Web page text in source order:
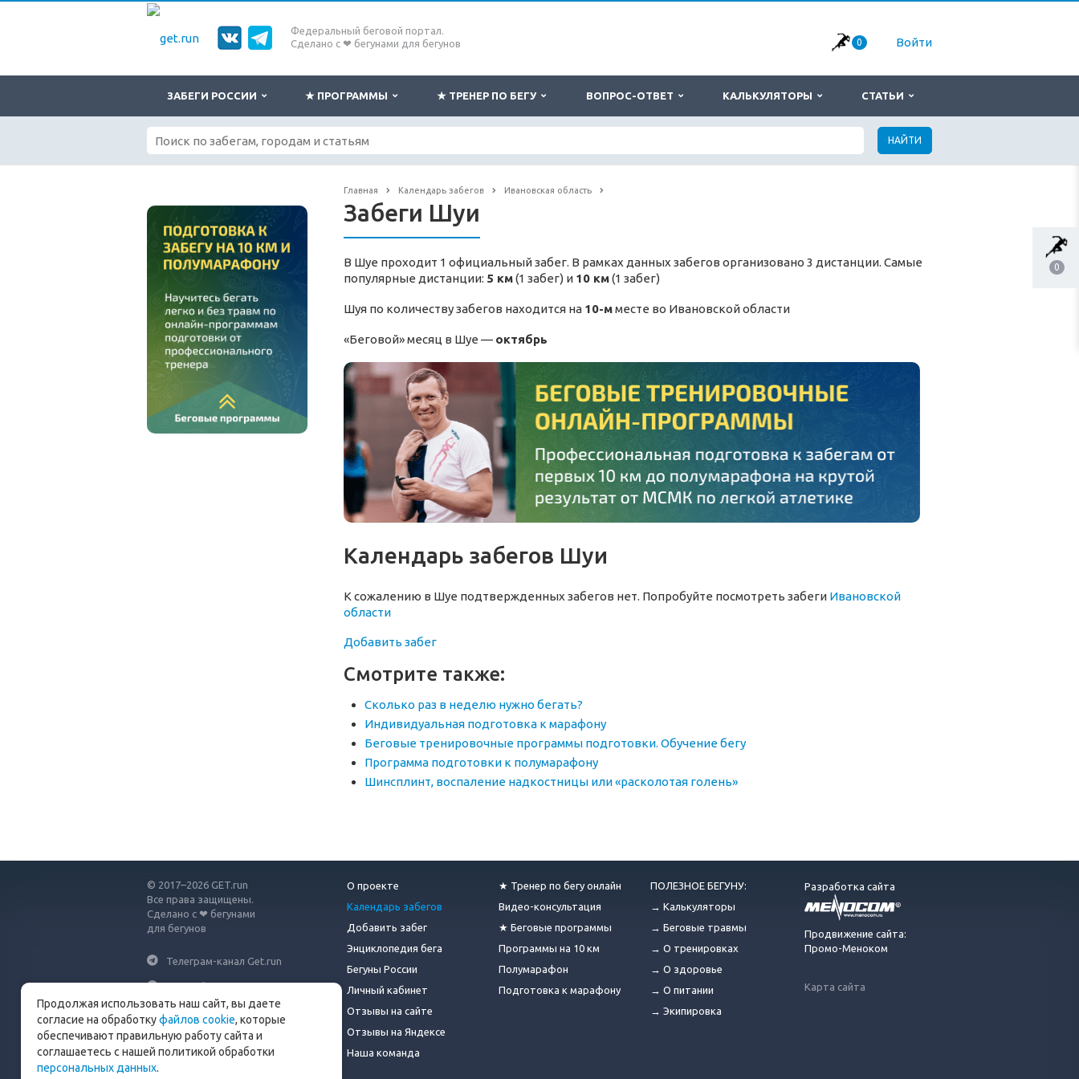
0
Федеральный беговой портал.
Сделано с ❤ бегунами для бегунов
0 Войти
ЗАБЕГИ РОССИИ ★ ПРОГРАММЫ ★ ТРЕНЕР ПО БЕГУ ВОПРОС-ОТВЕТ КАЛЬКУЛЯТОРЫ СТАТЬИ
НАЙТИ
Главная Календарь забегов Ивановская область
Забеги Шуи
В Шуе проходит 1 официальный забег. В рамках данных забегов организовано 3 дистанции. Самые
популярные дистанции: 5 км(1 забег) и 10 км(1 забег)
Шуя по количеству забегов находится на 10-мместе во Ивановской области
«Беговой» месяц в Шуе — октябрь
Календарь забегов Шуи
К сожалению в Шуе подтвержденных забегов нет. Попробуйте посмотреть забеги Ивановской
области
Добавить забег
Смотрите также:
Сколько раз в неделю нужно бегать?
Индивидуальная подготовка к марафону
Беговые тренировочные программы подготовки. Обучение бегу
Программа подготовки к полумарафону
Шинсплинт, воспаление надкостницы или «расколотая голень»
© 2017–2026 GET.run
Все права защищены.
Сделано с ❤ бегунами
для бегунов
Телеграм-канал Get.run
Беговой чат в Телеграм
info@get.run
О проекте
Календарь забегов
Добавить забег
Энциклопедия бега
Бегуны России
Личный кабинет
Отзывы на сайте
Отзывы на Яндексе
Наша команда
★ Тренер по бегу онлайн
Видео-консультация
★ Беговые программы
Программы на 10 км
Полумарафон
Подготовка к марафону
ПОЛЕЗНОЕ БЕГУНУ:
→ Калькуляторы
→ Беговые травмы
→ О тренировках
→ О здоровье
→ О питании
→ Экипировка
Разработка сайта
Продвижение сайта:
Промо-Меноком
Карта сайта
Продолжая использовать наш сайт, вы даете
согласие на обработкуфайлов cookie, которые
обеспечивают правильную работу сайта и
соглашаетесь с нашей политикой обработки
персональных данных.